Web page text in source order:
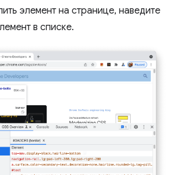
элемент на странице, наведите
в списке.